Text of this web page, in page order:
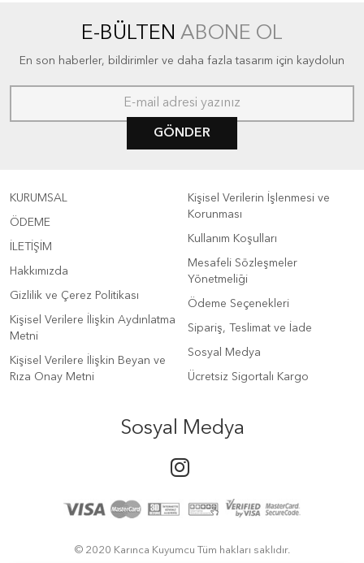
E-BÜLTEN ABONE OL
En son haberler, bildirimler ve daha fazla tasarım için kaydolun
GÖNDER
KURUMSAL
ÖDEME
İLETİŞİM
Hakkımızda
Gizlilik ve Çerez Politikası
Kişisel Verilere İlişkin Aydınlatma
Metni
Kişisel Verilere İlişkin Beyan ve
Rıza Onay Metni
Kişisel Verilerin İşlenmesi ve
Korunması
Kullanım Koşulları
Mesafeli Sözleşmeler
Yönetmeliği
Ödeme Seçenekleri
Sipariş, Teslimat ve İade
Sosyal Medya
Ücretsiz Sigortalı Kargo
Sosyal Medya
© 2020 Karınca Kuyumcu Tüm hakları saklıdır.